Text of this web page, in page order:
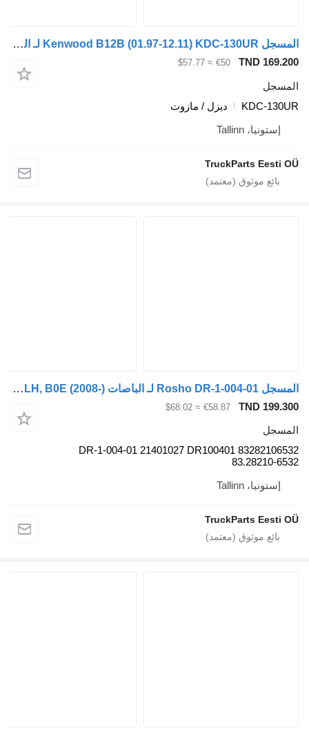
المسجل Kenwood B12B (01.97-12.11) KDC-130UR لـ الباصات Volvo B6, B7, B9, B10, B12 bus (1978-2011)
TND 169.200
€50
≈ $57.77
المسجل
KDC-130UR
ديزل / مازوت
إستونيا، Tallinn
TruckParts Eesti OÜ
المسجل Rosho DR-1-004-01 لـ الباصات Volvo B5LH, B0E (2008-)
TND 199.300
€58.87
≈ $68.02
المسجل
DR-1-004-01 21401027 DR100401 83282106532
83.28210-6532
إستونيا، Tallinn
TruckParts Eesti OÜ